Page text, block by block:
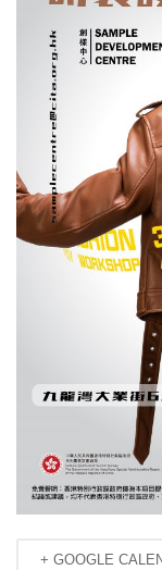
+ GOOGLE